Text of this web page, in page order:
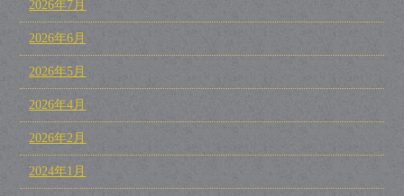
2026年7月
2026年6月
2026年5月
2026年4月
2026年2月
2024年1月